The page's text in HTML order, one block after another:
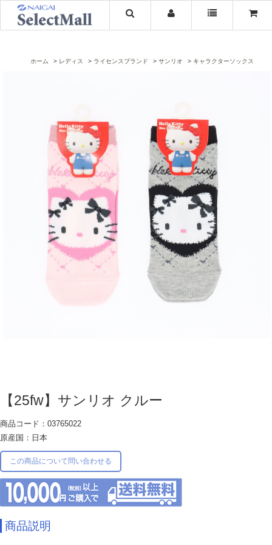
ホーム レディス ライセンスブランド サンリオ キャラクターソックス
【25fw】サンリオ クルー
商品コード：03765022
原産国：日本
この商品について問い合わせる
商品説明